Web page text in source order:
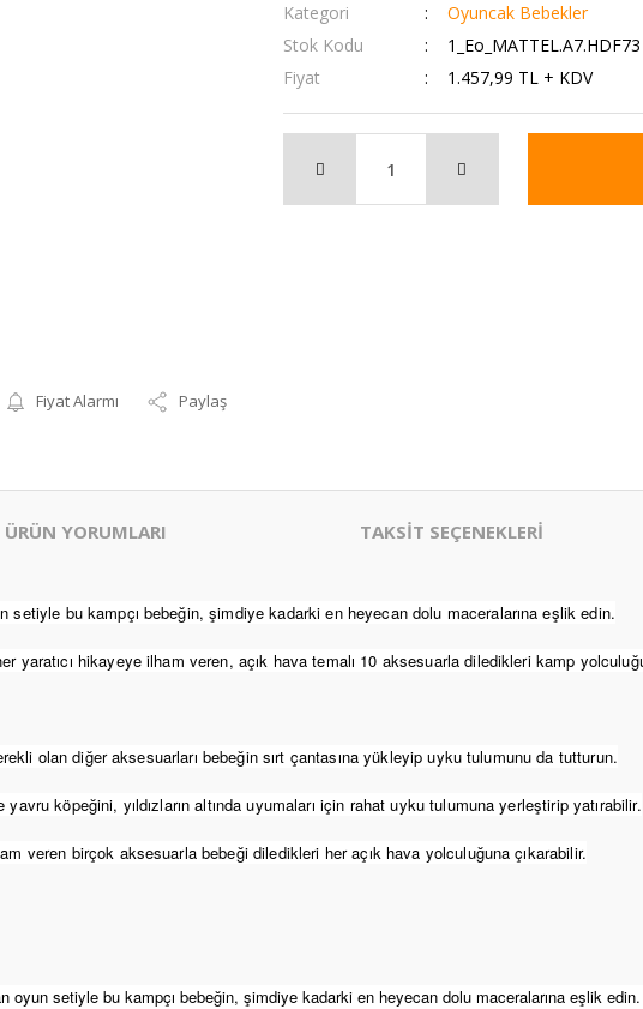
Fiyat Alarmı Paylaş
Kategori
Oyuncak Bebekler
Stok Kodu
1_Eo_MATTEL.A7.HDF73
Fiyat
1.457,99 TL + KDV
ÜRÜN YORUMLARI TAKSİT SEÇENEKLERİ
bu kampçı bebeğin, şimdiye kadarki en heyecan dolu maceralarına eşlik edin.
hikayeye ilham veren, açık hava temalı 10 aksesuarla diledikleri kamp
olan diğer aksesuarları bebeğin sırt çantasına yükleyip uyku tulumunu da tutturun.
köpeğini, yıldızların altında uyumaları için rahat uyku tulumuna yerleştirip yatırabilir.
veren birçok aksesuarla bebeği diledikleri her açık hava yolculuğuna çıkarabilir.
setiyle bu kampçı bebeğin, şimdiye kadarki en heyecan dolu maceralarına eşlik edin.